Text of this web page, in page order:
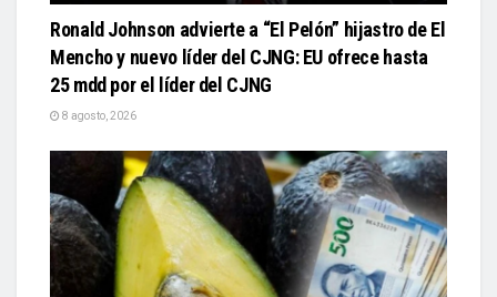
Ronald Johnson advierte a “El Pelón” hijastro de El
Mencho y nuevo líder del CJNG: EU ofrece hasta
25 mdd por el líder del CJNG
8 agosto, 2026